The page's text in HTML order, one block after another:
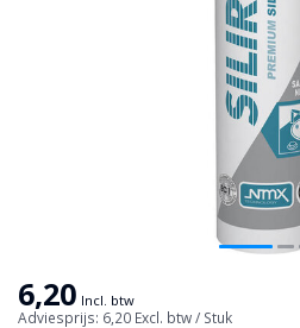
6,20 Incl. btw
Adviesprijs: 6,20 Excl. btw/ Stuk